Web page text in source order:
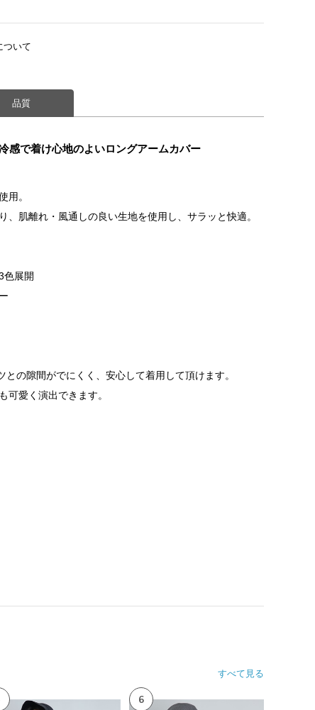
ついて
品質
感で着け心地のよいロングアームカバー
用。
、肌離れ・風通しの良い生地を使用し、サラッと快適。
色展開
の隙間がでにくく、安心して着用して頂けます。
可愛く演出できます。
すべて見る
6